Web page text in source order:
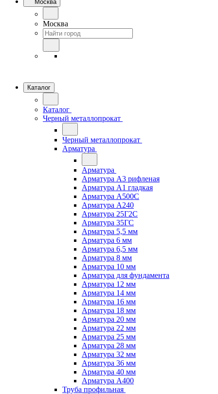
Москва
Москва
Каталог
Каталог
Черный металлопрокат
Черный металлопрокат
Арматура
Арматура
Арматура А3 рифленая
Арматура А1 гладкая
Арматура А500С
Арматура А240
Арматура 25Г2С
Арматура 35ГС
Арматура 5,5 мм
Арматура 6 мм
Арматура 6,5 мм
Арматура 8 мм
Арматура 10 мм
Арматура для фундамента
Арматура 12 мм
Арматура 14 мм
Арматура 16 мм
Арматура 18 мм
Арматура 20 мм
Арматура 22 мм
Арматура 25 мм
Арматура 28 мм
Арматура 32 мм
Арматура 36 мм
Арматура 40 мм
Арматура А400
Труба профильная